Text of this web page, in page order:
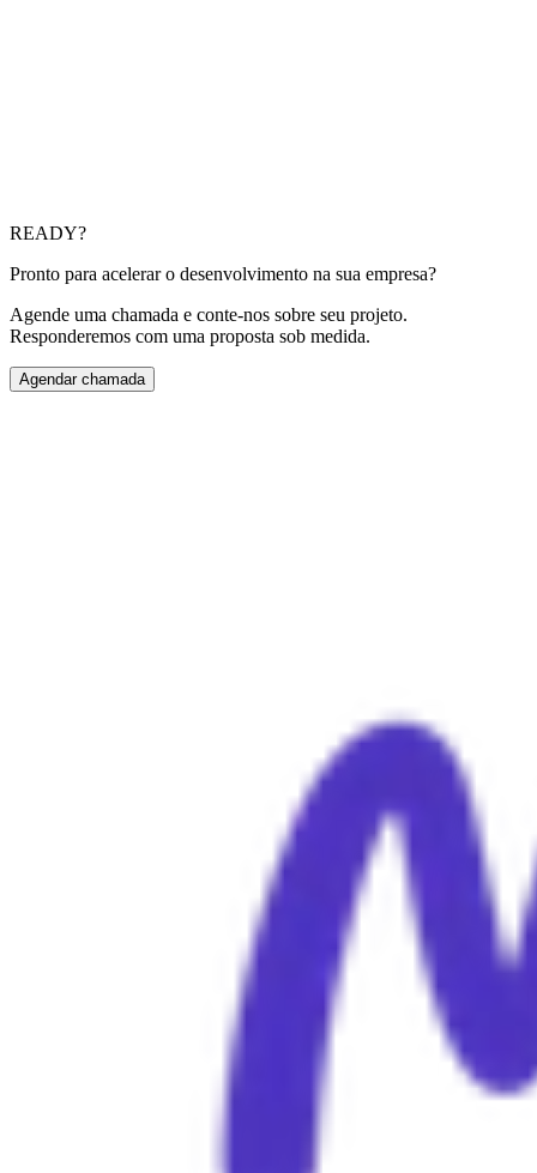
READY?
Pronto para acelerar o desenvolvimento na sua empresa?
Agende uma chamada e conte-nos sobre seu projeto.
Responderemos com uma proposta sob medida.
Agendar chamada